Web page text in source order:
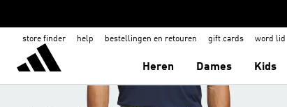
store finder help bestellingen en retouren gift cards word lid
Heren Dames Kids